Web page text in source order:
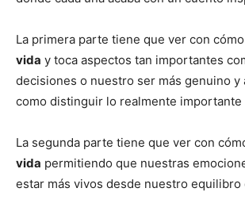
La primera parte tiene que ver con cómo
vida y toca aspectos tan importantes
decisiones o nuestro ser más genuino y
como distinguir lo realmente importante
La segunda parte tiene que ver con
vida permitiendo que nuestras
estar más vivos desde nuestro equilibro